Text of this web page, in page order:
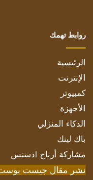
روابط تهمك
الرئيسية
الإنترنت
كمبيوتر
الأجهزة
الذكاء المنزلي
باك لينك
مشاركة أرباح ادسنس
نشر مقال جيست